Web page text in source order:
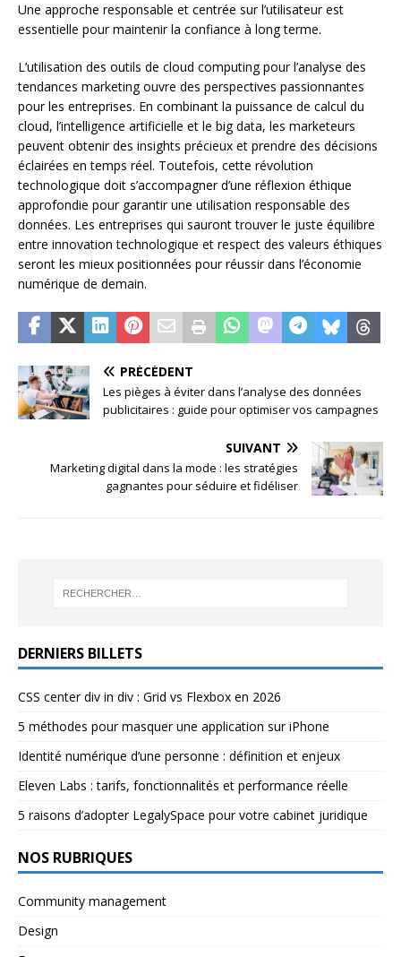
Une approche responsable et centrée sur l’utilisateur est
essentielle pour maintenir la confiance à long terme.
L’utilisation des outils de cloud computing pour l’analyse des
tendances marketing ouvre des perspectives passionnantes
pour les entreprises. En combinant la puissance de calcul du
cloud, l’intelligence artificielle et le big data, les marketeurs
peuvent obtenir des insights précieux et prendre des décisions
éclairées en temps réel. Toutefois, cette révolution
technologique doit s’accompagner d’une réflexion éthique
approfondie pour garantir une utilisation responsable des
données. Les entreprises qui sauront trouver le juste équilibre
entre innovation technologique et respect des valeurs éthiques
seront les mieux positionnées pour réussir dans l’économie
numérique de demain.
PRÉCÉDENT
Les pièges à éviter dans l’analyse des données
publicitaires : guide pour optimiser vos campagnes
SUIVANT
Marketing digital dans la mode : les stratégies
gagnantes pour séduire et fidéliser
DERNIERS BILLETS
CSS center div in div : Grid vs Flexbox en 2026
5 méthodes pour masquer une application sur iPhone
Identité numérique d’une personne : définition et enjeux
Eleven Labs : tarifs, fonctionnalités et performance réelle
5 raisons d’adopter LegalySpace pour votre cabinet juridique
NOS RUBRIQUES
Community management
Design